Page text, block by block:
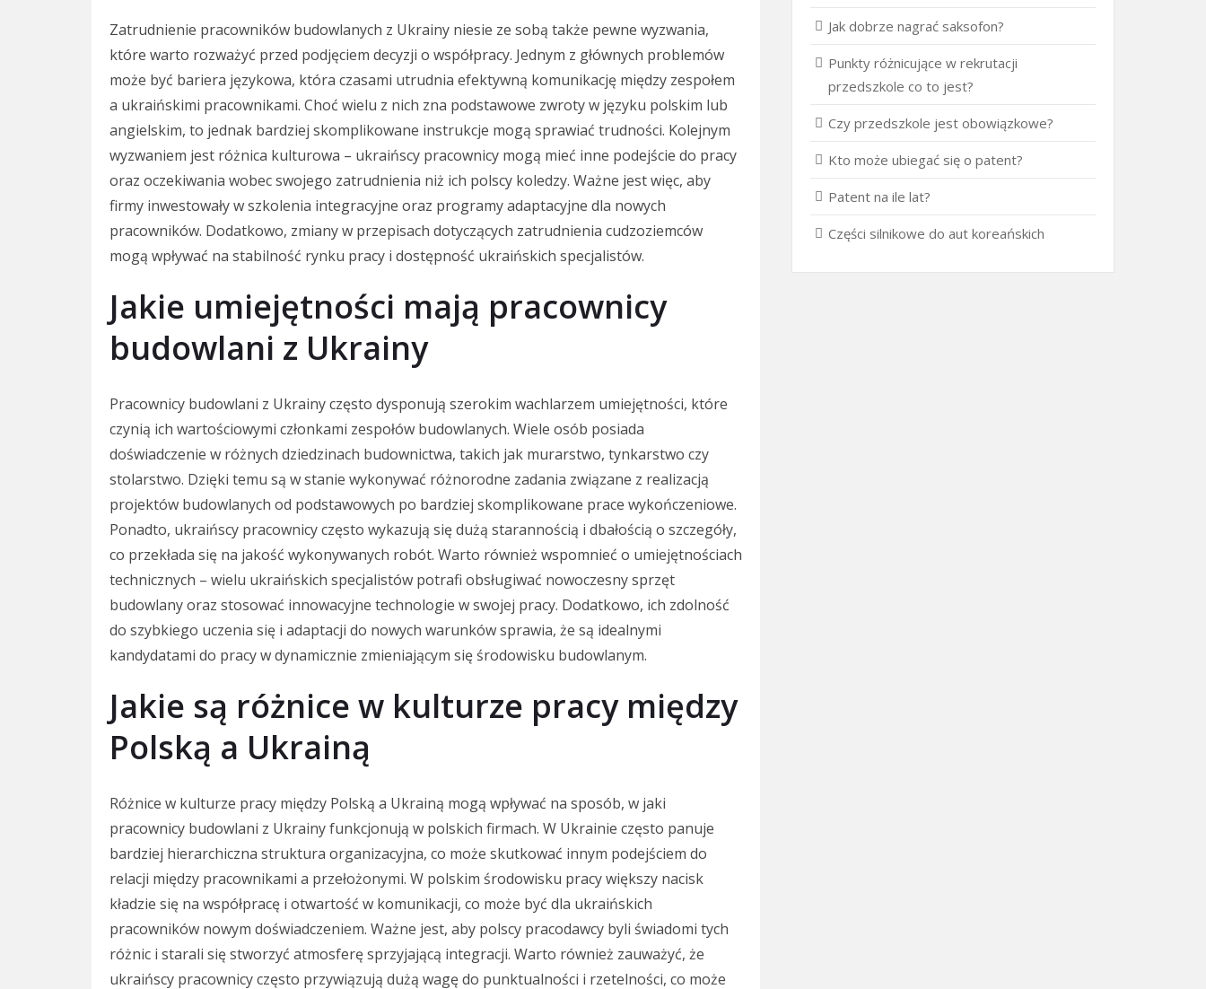
Zatrudnienie pracowników budowlanych z Ukrainy niesie ze sobą także pewne wyzwania,
które warto rozważyć przed podjęciem decyzji o współpracy. Jednym z głównych problemów
może być bariera językowa, która czasami utrudnia efektywną komunikację między zespołem
a ukraińskimi pracownikami. Choć wielu z nich zna podstawowe zwroty w języku polskim lub
angielskim, to jednak bardziej skomplikowane instrukcje mogą sprawiać trudności. Kolejnym
wyzwaniem jest różnica kulturowa – ukraińscy pracownicy mogą mieć inne podejście do pracy
oraz oczekiwania wobec swojego zatrudnienia niż ich polscy koledzy. Ważne jest więc, aby
firmy inwestowały w szkolenia integracyjne oraz programy adaptacyjne dla nowych
pracowników. Dodatkowo, zmiany w przepisach dotyczących zatrudnienia cudzoziemców
mogą wpływać na stabilność rynku pracy i dostępność ukraińskich specjalistów.
Jakie umiejętności mają pracownicy
budowlani z Ukrainy
Pracownicy budowlani z Ukrainy często dysponują szerokim wachlarzem umiejętności, które
czynią ich wartościowymi członkami zespołów budowlanych. Wiele osób posiada
doświadczenie w różnych dziedzinach budownictwa, takich jak murarstwo, tynkarstwo czy
stolarstwo. Dzięki temu są w stanie wykonywać różnorodne zadania związane z realizacją
projektów budowlanych od podstawowych po bardziej skomplikowane prace wykończeniowe.
Ponadto, ukraińscy pracownicy często wykazują się dużą starannością i dbałością o szczegóły,
co przekłada się na jakość wykonywanych robót. Warto również wspomnieć o umiejętnościach
technicznych – wielu ukraińskich specjalistów potrafi obsługiwać nowoczesny sprzęt
budowlany oraz stosować innowacyjne technologie w swojej pracy. Dodatkowo, ich zdolność
do szybkiego uczenia się i adaptacji do nowych warunków sprawia, że są idealnymi
kandydatami do pracy w dynamicznie zmieniającym się środowisku budowlanym.
Jakie są różnice w kulturze pracy między
Polską a Ukrainą
Różnice w kulturze pracy między Polską a Ukrainą mogą wpływać na sposób, w jaki
pracownicy budowlani z Ukrainy funkcjonują w polskich firmach. W Ukrainie często panuje
bardziej hierarchiczna struktura organizacyjna, co może skutkować innym podejściem do
relacji między pracownikami a przełożonymi. W polskim środowisku pracy większy nacisk
kładzie się na współpracę i otwartość w komunikacji, co może być dla ukraińskich
pracowników nowym doświadczeniem. Ważne jest, aby polscy pracodawcy byli świadomi tych
różnic i starali się stworzyć atmosferę sprzyjającą integracji. Warto również zauważyć, że
ukraińscy pracownicy często przywiązują dużą wagę do punktualności i rzetelności, co może
Jak dobrze nagrać saksofon?
Punkty różnicujące w rekrutacji
przedszkole co to jest?
Czy przedszkole jest obowiązkowe?
Kto może ubiegać się o patent?
Patent na ile lat?
Części silnikowe do aut koreańskich